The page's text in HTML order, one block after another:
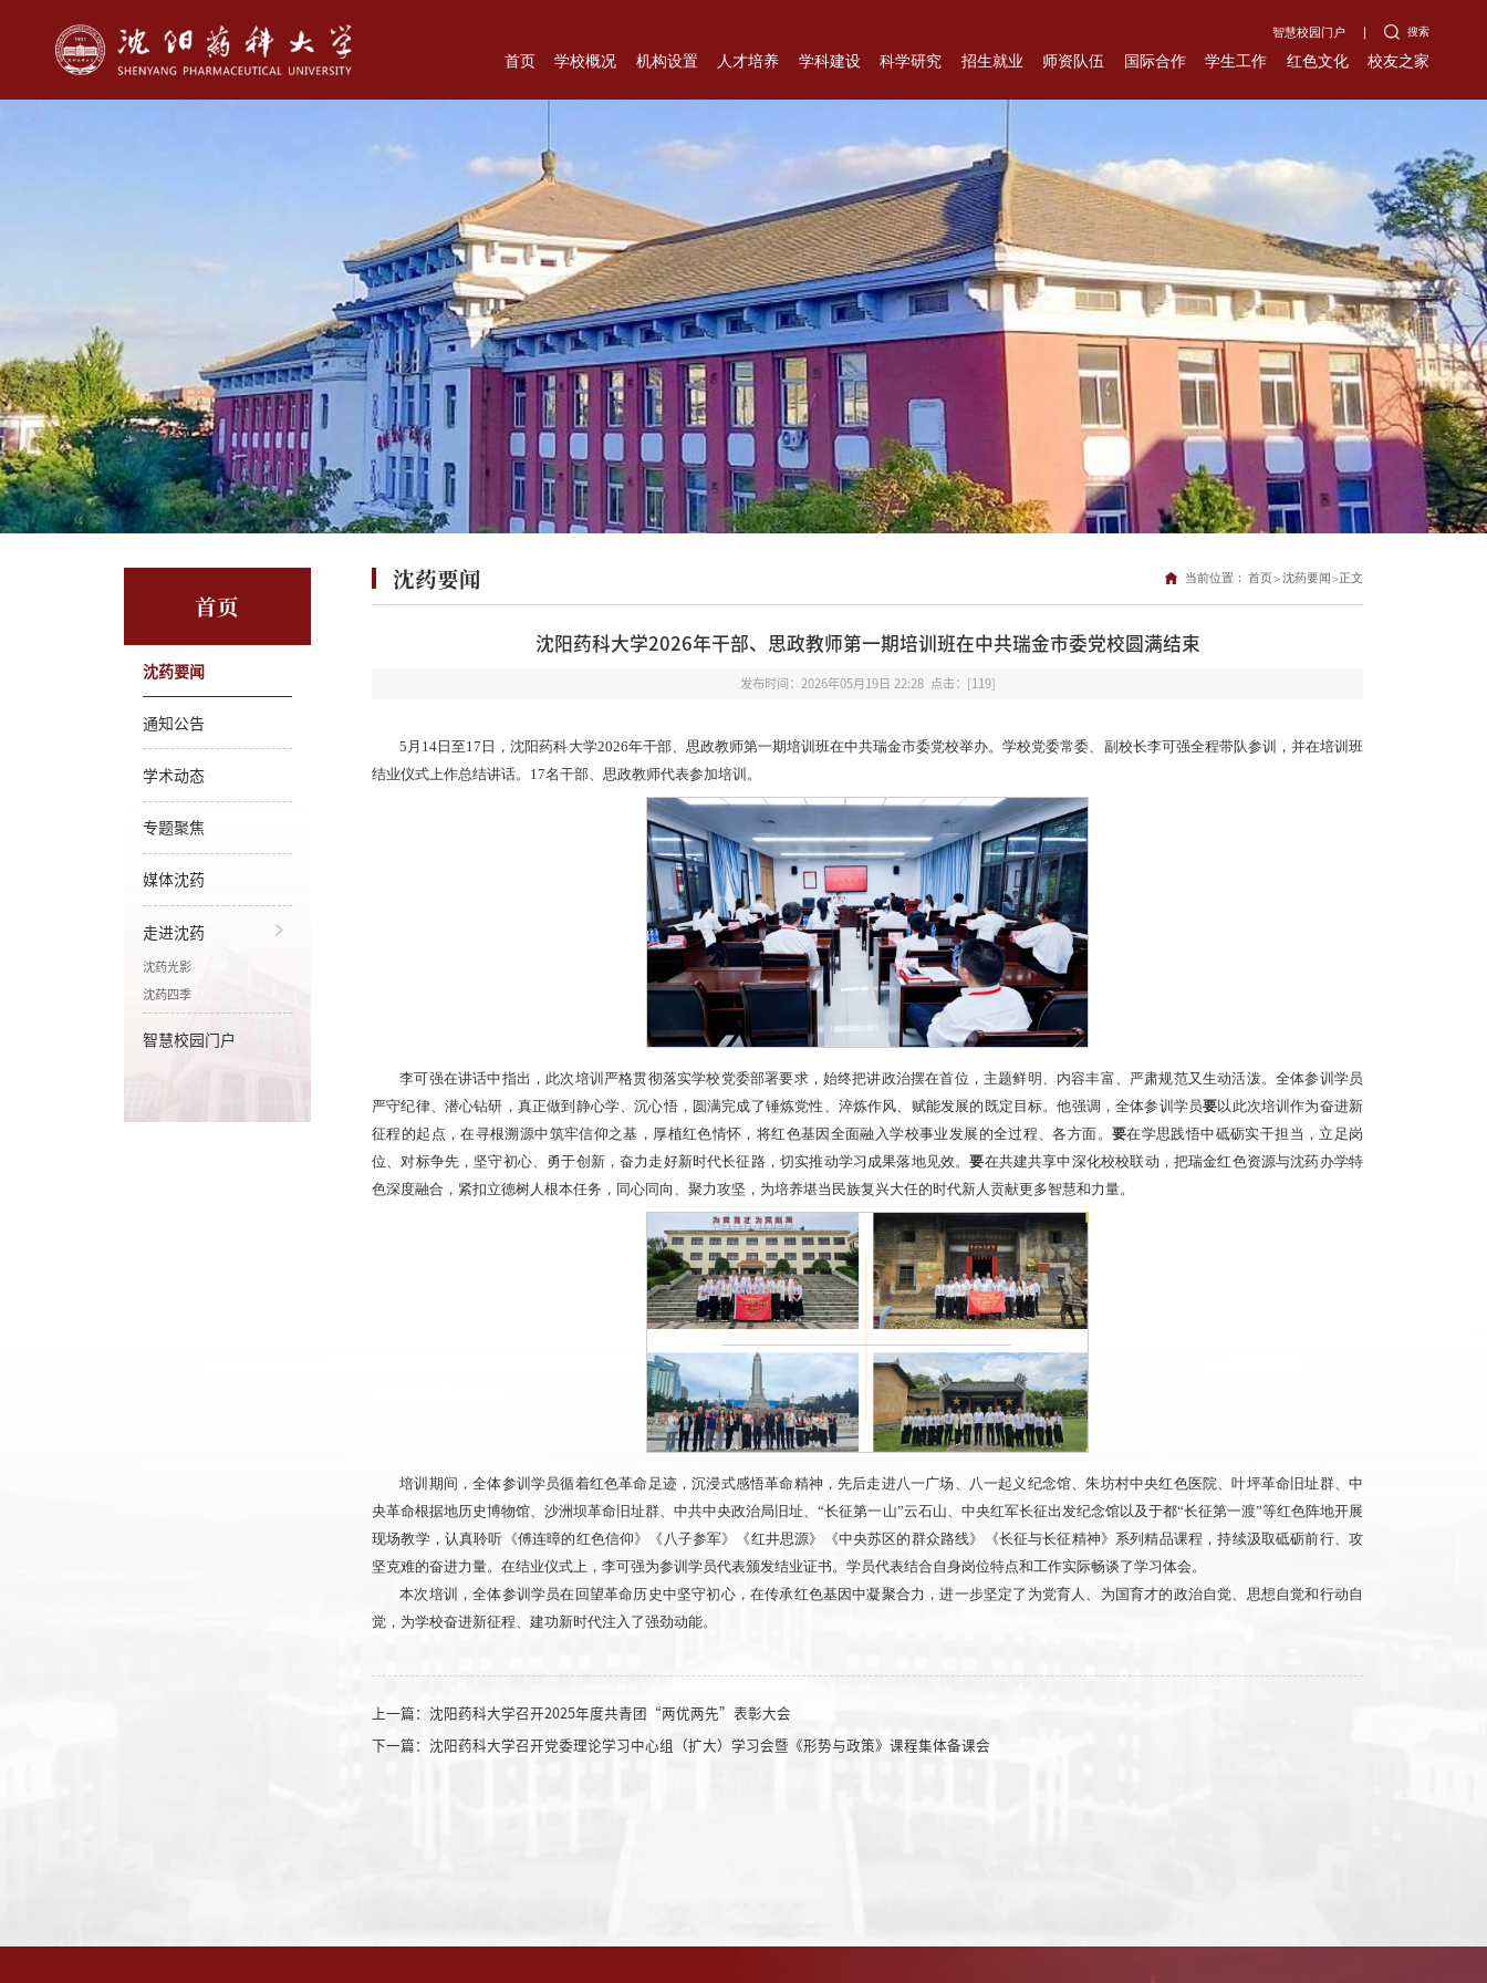
智慧校园门户 搜索
首页 学校概况 机构设置 人才培养 学科建设 科学研究 招生就业 师资队伍 国际合作 学生工作 红色文化 校友之家
首页
沈药要闻
通知公告
学术动态
专题聚焦
媒体沈药
走进沈药
沈药光影
沈药四季
智慧校园门户
沈药要闻 当前位置： 首页>沈药要闻>正文
沈阳药科大学2026年干部、思政教师第一期培训班在中共瑞金市委党校圆满结束
发布时间：2026年05月19日 22:28 点击：[119]
5月14日至17日，沈阳药科大学2026年干部、思政教师第一期培训班在中共瑞金市委党校举办。学校党委常委、副校长李可强全程带队参训，并在培训班
结业仪式上作总结讲话。17名干部、思政教师代表参加培训。
李可强在讲话中指出，此次培训严格贯彻落实学校党委部署要求，始终把讲政治摆在首位，主题鲜明、内容丰富、严肃规范又生动活泼。全体参训学员
严守纪律、潜心钻研，真正做到静心学、沉心悟，圆满完成了锤炼党性、淬炼作风、赋能发展的既定目标。他强调，全体参训学员要以此次培训作为奋进新
征程的起点，在寻根溯源中筑牢信仰之基，厚植红色情怀，将红色基因全面融入学校事业发展的全过程、各方面。 要在学思践悟中砥砺实干担当，立足岗
位、对标争先，坚守初心、勇于创新，奋力走好新时代长征路，切实推动学习成果落地见效。要在共建共享中深化校校联动，把瑞金红色资源与沈药办学特
色深度融合，紧扣立德树人根本任务，同心同向、聚力攻坚，为培养堪当民族复兴大任的时代新人贡献更多智慧和力量。
培训期间，全体参训学员循着红色革命足迹，沉浸式感悟革命精神，先后走进八一广场、八一起义纪念馆、朱坊村中央红色医院、叶坪革命旧址群、中
央革命根据地历史博物馆、沙洲坝革命旧址群、中共中央政治局旧址、“长征第一山”云石山、中央红军长征出发纪念馆以及于都“长征第一渡”等红色阵地开展
现场教学，认真聆听《傅连暲的红色信仰》《八子参军》《红井思源》《中央苏区的群众路线》《长征与长征精神》系列精品课程，持续汲取砥砺前行、攻
坚克难的奋进力量。在结业仪式上，李可强为参训学员代表颁发结业证书。学员代表结合自身岗位特点和工作实际畅谈了学习体会。
本次培训，全体参训学员在回望革命历史中坚守初心，在传承红色基因中凝聚合力，进一步坚定了为党育人、为国育才的政治自觉、思想自觉和行动自
觉，为学校奋进新征程、建功新时代注入了强劲动能。
上一篇： 沈阳药科大学召开2025年度共青团“两优两先”表彰大会
下一篇： 沈阳药科大学召开党委理论学习中心组（扩大）学习会暨《形势与政策》课程集体备课会